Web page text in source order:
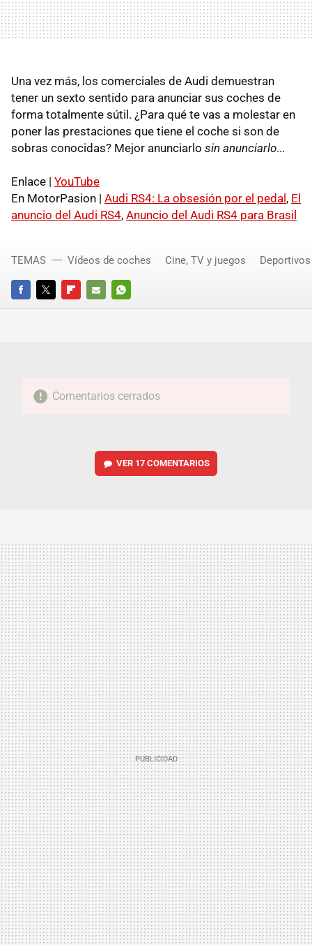
Una vez más, los comerciales de Audi demuestran
tener un sexto sentido para anunciar sus coches de
forma totalmente sútil. ¿Para qué te vas a molestar en
poner las prestaciones que tiene el coche si son de
sobras conocidas? Mejor anunciarlo sin anunciarlo...
Enlace | YouTube
En MotorPasion | Audi RS4: La obsesión por el pedal , El
anuncio del Audi RS4, Anuncio del Audi RS4 para Brasil
FACEBOOKTWITTERFLIPBOARD
E-
WHATSAPP
TEMAS Vídeos de coches Cine, TV y juegos Deportivos
Comentarios cerrados
VER 17 COMENTARIOS